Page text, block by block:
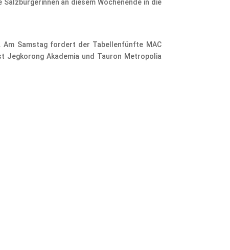
an diesem Wochenende in die
Am Samstag fordert der Tabellenfünfte MAC
Jegkorong Akademia und Tauron Metropolia